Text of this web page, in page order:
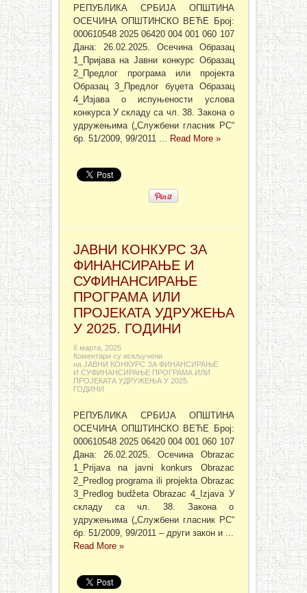
РЕПУБЛИКА СРБИЈА ОПШТИНА
ОСЕЧИНА ОПШТИНСКО ВЕЋЕ Број:
000610548 2025 06420 004 001 060 107
Дана: 26.02.2025. Осечина Образац
1_Пријава на Јавни конкурс Образац
2_Предлог програма или пројекта
Образац 3_Предлог буџета Образац
4_Изјава о испуњености услова
конкурса У складу са чл. 38. Закона о
удружењима („Службени гласник РС“
бр. 51/2009, 99/2011 ... Read More »
ЈАВНИ КОНКУРС ЗА
ФИНАНСИРАЊЕ И
СУФИНАНСИРАЊЕ
ПРОГРАМА ИЛИ
ПРОЈЕКАТА УДРУЖЕЊА
У 2025. ГОДИНИ
6 марта, 2025
Коментари су искључени
на ЈАВНИ КОНКУРС ЗА ФИНАНСИРАЊЕ
И СУФИНАНСИРАЊЕ ПРОГРАМА ИЛИ
ПРОЈЕКАТА УДРУЖЕЊА У 2025.
ГОДИНИ
РЕПУБЛИКА СРБИЈА ОПШТИНА
ОСЕЧИНА ОПШТИНСКО ВЕЋЕ Број:
000610548 2025 06420 004 001 060 107
Дана: 26.02.2025. Осечина Obrazac
1_Prijava na javni konkurs Obrazac
2_Predlog programa ili projekta Obrazac
3_Predlog budžeta Obrazac 4_Izjava У
складу са чл. 38. Закона о
удружењима („Службени гласник РС“
бр. 51/2009, 99/2011 – други закон и ...
Read More »